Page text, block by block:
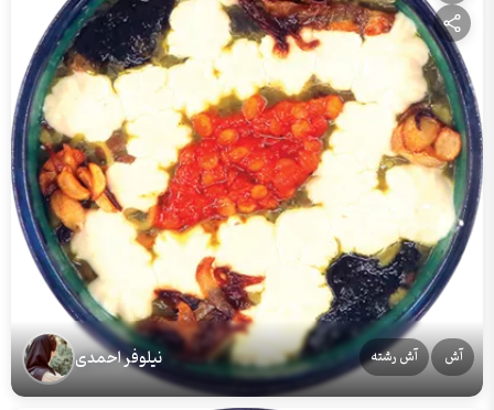
آش آش رشته نیلوفر احمدی